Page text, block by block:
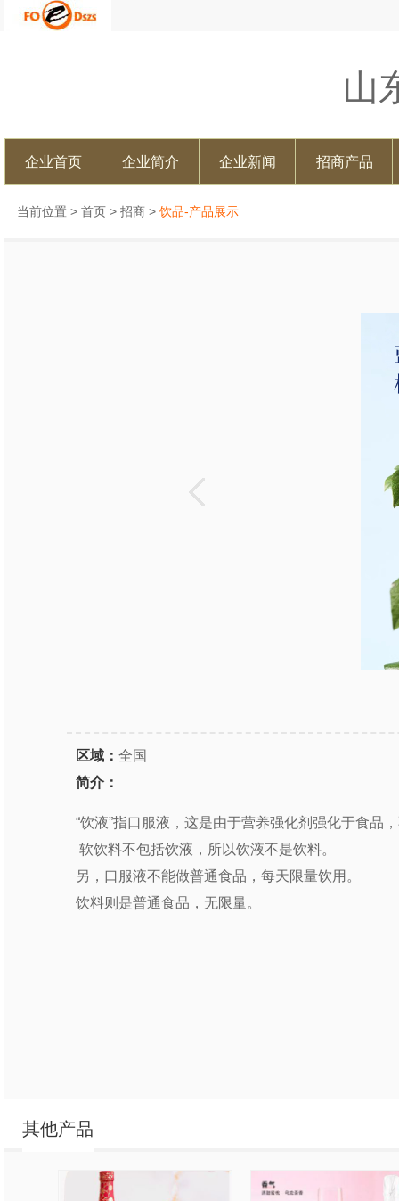
山
企业首页 企业简介 企业新闻 招商产品
当前位置 > 首页 > 招商 > 饮品-产品展示
区域： 全国
简介：
“饮液”指口服液，这是由于营养强化剂强化于食品
软饮料不包括饮液，所以饮液不是饮料。
另，口服液不能做普通食品，每天限量饮用。
饮料则是普通食品，无限量。
其他产品